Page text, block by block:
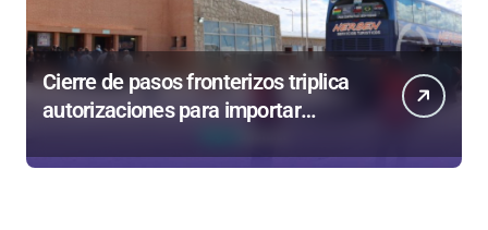
Cierre de pasos fronterizos triplica
autorizaciones para importar